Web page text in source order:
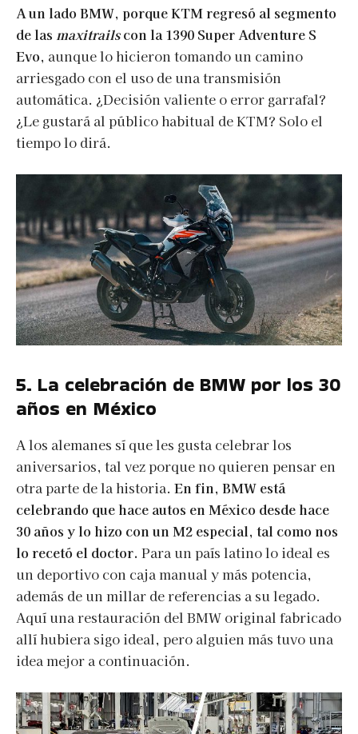
A un lado BMW, porque KTM regresó al segmento
de las maxitrailscon la 1390 Super Adventure S
Evo, aunque lo hicieron tomando un camino
arriesgado con el uso de una transmisión
automática. ¿Decisión valiente o error garrafal?
¿Le gustará al público habitual de KTM? Solo el
tiempo lo dirá.
5. La celebración de BMW por los 30
años en México
A los alemanes sí que les gusta celebrar los
aniversarios, tal vez porque no quieren pensar en
otra parte de la historia. En fin, BMW está
celebrando que hace autos en México desde hace
30 años y lo hizo con un M2 especial, tal como nos
lo recetó el doctor. Para un país latino lo ideal es
un deportivo con caja manual y más potencia,
además de un millar de referencias a su legado.
Aquí una restauración del BMW original fabricado
allí hubiera sigo ideal, pero alguien más tuvo una
idea mejor a continuación.